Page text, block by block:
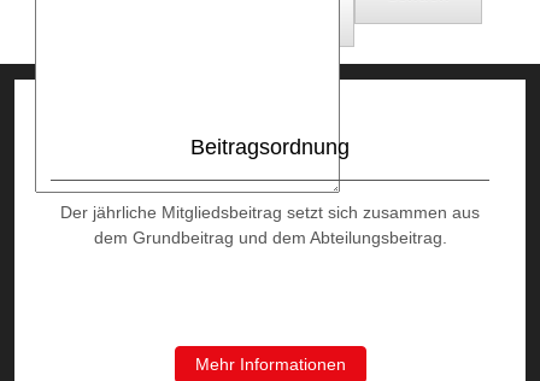
Beitragsordnung
Der jährliche Mitgliedsbeitrag setzt sich zusammen aus
dem Grundbeitrag und dem Abteilungsbeitrag.
Mehr Informationen